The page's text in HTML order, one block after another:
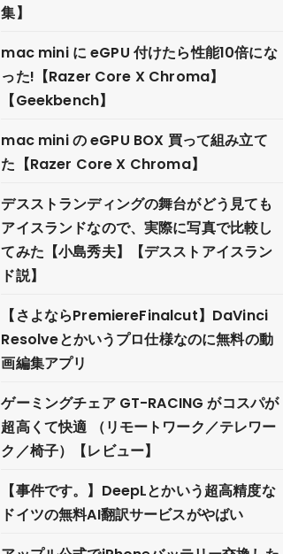
集】
mac mini に eGPU 付けたら性能10倍にな
った!【Razer Core X Chroma】
【Geekbench】
mac mini の eGPU BOX 買って組み立て
た【Razer Core X Chroma】
デスストランディングの舞台がどう見ても
アイスランドなので、実際に写真で比較し
てみた【小島秀夫】【デスストアイスラン
ド説】
【さよならPremiereFinalcut】DaVinci
Resolveとかいうプロ仕様なのに無料の動
画編集アプリ
ゲーミングチェア GT-RACING がコスパが
超高くて快適 （リモートワーク／テレワー
ク／椅子）【レビュー】
【事件です。】DeepLとかいう超高精度な
ドイツの無料AI翻訳サービスがやばい